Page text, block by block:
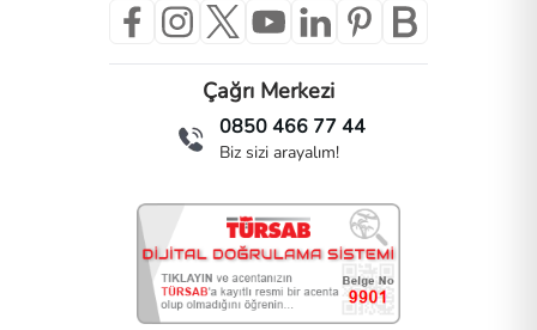
Çağrı Merkezi
0850 466 77 44
Biz sizi arayalım!